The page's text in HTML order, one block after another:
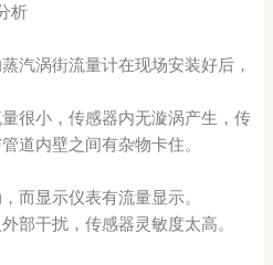
析
汽涡街流量计在现场安装好后，
很小，传感器内无漩涡产生，传
道内壁之间有杂物卡住。
而显示仪表有流量显示。
部干扰，传感器灵敏度太高。